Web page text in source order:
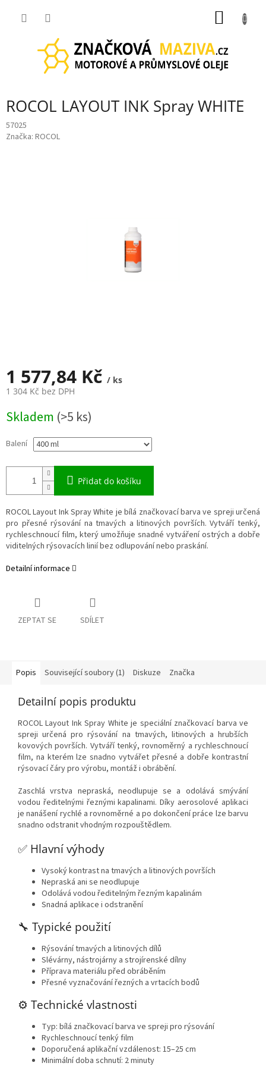
ROCOL LAYOUT INK Spray WHITE
57025
Značka: ROCOL
1 577,84 Kč / ks
1 304 Kč bez DPH
cena:
Skladem (>5 ks)
Balení
Přidat do košíku
ROCOL Layout Ink Spray White je bílá značkovací barva ve spreji určená
pro přesné rýsování na tmavých a litinových površích. Vytváří tenký,
rychleschnoucí film, který umožňuje snadné vytváření ostrých a dobře
viditelných rýsovacích linií bez odlupování nebo praskání.
Detailní informace
ZEPTAT SE SDÍLET
Popis Související soubory (1) Diskuze Značka
Detailní popis produktu
ROCOL Layout Ink Spray White je speciální značkovací barva ve
spreji určená pro rýsování na tmavých, litinových a hrubších
kovových površích. Vytváří tenký, rovnoměrný a rychleschnoucí
film, na kterém lze snadno vytvářet přesné a dobře kontrastní
rýsovací čáry pro výrobu, montáž i obrábění.
Zaschlá vrstva nepraská, neodlupuje se a odolává smývání
vodou ředitelnými řeznými kapalinami. Díky aerosolové aplikaci
je nanášení rychlé a rovnoměrné a po dokončení práce lze barvu
snadno odstranit vhodným rozpouštědlem.
✅ Hlavní výhody
Vysoký kontrast na tmavých a litinových površích
Nepraská ani se neodlupuje
Odolává vodou ředitelným řezným kapalinám
Snadná aplikace i odstranění
🔧 Typické použití
Rýsování tmavých a litinových dílů
Slévárny, nástrojárny a strojírenské dílny
Příprava materiálu před obráběním
Přesné vyznačování řezných a vrtacích bodů
⚙️ Technické vlastnosti
Typ: bílá značkovací barva ve spreji pro rýsování
Rychleschnoucí tenký film
Doporučená aplikační vzdálenost: 15–25 cm
Minimální doba schnutí: 2 minuty